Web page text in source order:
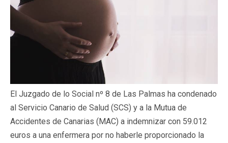
El Juzgado de lo Social nº 8 de Las Palmas ha condenado
al Servicio Canario de Salud (SCS) y a la Mutua de
Accidentes de Canarias (MAC) a indemnizar con 59.012
euros a una enfermera por no haberle proporcionado la